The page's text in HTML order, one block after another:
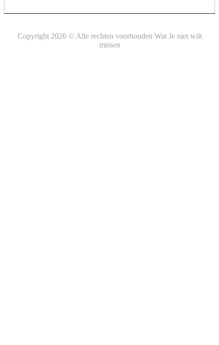
Copyright 2026 © Alle rechten voorhouden Wat Je niet wilt
missen